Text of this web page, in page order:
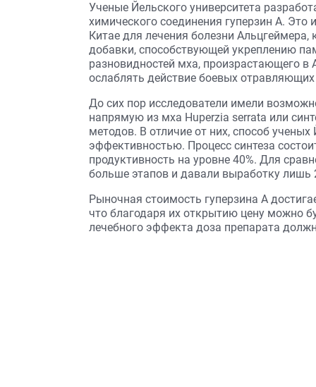
Ученые Йельского университета
химического соединения гуперзин А.
Китае для лечения болезни
добавки, способствующей укреплению
разновидностей мха, произрастающего
ослаблять действие боевых
До сих пор исследователи имели
напрямую из мха Huperzia serrata или
методов. В отличие от них, способ
эффективностью. Процесс синтеза
продуктивность на уровне 40%. Для
больше этапов и давали выработку лишь
Рыночная стоимость гуперзина А
что благодаря их открытию цену можно
лечебного эффекта доза препарата